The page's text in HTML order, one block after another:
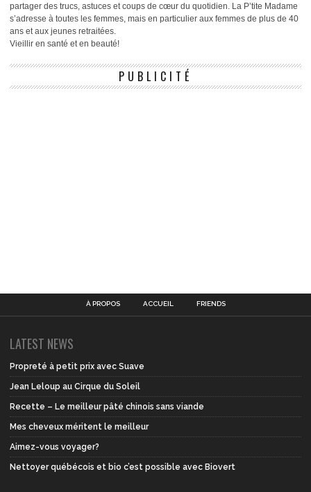
partager des trucs, astuces et coups de cœur du quotidien. La P’tite Madame
s’adresse à toutes les femmes, mais en particulier aux femmes de plus de 40
ans et aux jeunes retraitées.
Vieillir en santé et en beauté!
PUBLICITÉ
À PROPOS ACCUEIL FRIENDS
LATEST NEWS
Propreté à petit prix avec Suave
Jean Leloup au Cirque du Soleil
Recette – Le meilleur pâté chinois sans viande
Mes cheveux méritent le meilleur
Aimez-vous voyager?
Nettoyer québécois et bio c’est possible avec Biovert